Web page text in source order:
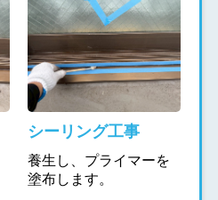
シーリング工事
養生し、プライマーを
塗布します。